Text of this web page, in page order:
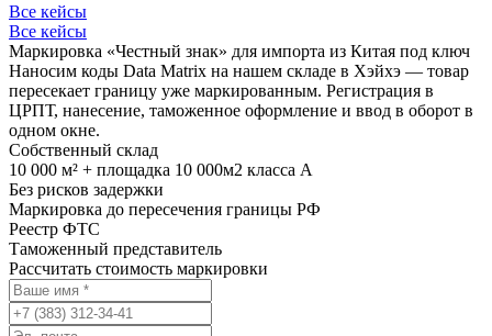
Все кейсы
Все кейсы
Маркировка «Честный знак» для импорта из Китая под ключ
Наносим коды Data Matrix на нашем складе в Хэйхэ — товар
пересекает границу уже маркированным. Регистрация в
ЦРПТ, нанесение, таможенное оформление и ввод в оборот в
одном окне.
Собственный склад
10 000 м² + площадка 10 000м2 класса А
Без рисков задержки
Маркировка до пересечения границы РФ
Реестр ФТС
Таможенный представитель
Рассчитать стоимость маркировки